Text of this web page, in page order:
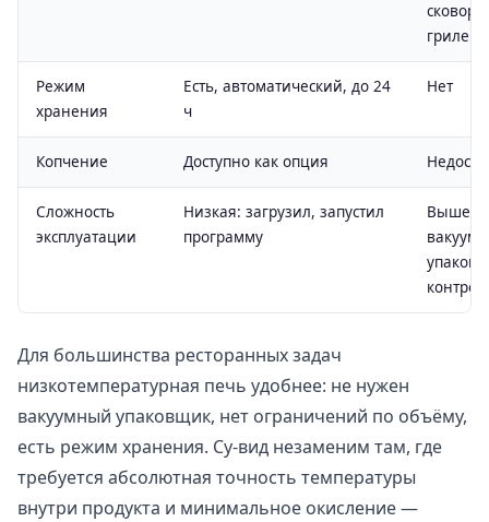
гриле
Режим
хранения
Есть, автоматический, до 24
ч
Нет
Копчение Доступно как опция
Сложность
эксплуатации
Низкая: загрузил, запустил
программу
Выше:
Для большинства ресторанных задач
низкотемпературная печь удобнее: не нужен
вакуумный упаковщик, нет ограничений по объёму,
есть режим хранения. Су-вид незаменим там, где
требуется абсолютная точность температуры
внутри продукта и минимальное окисление —